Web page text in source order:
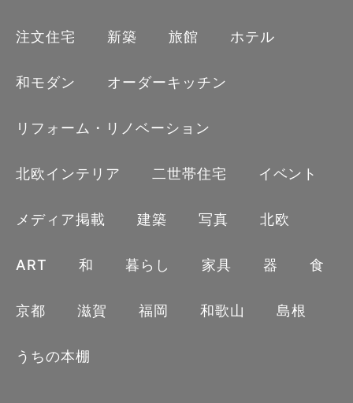
注文住宅 新築 旅館 ホテル
和モダン オーダーキッチン
リフォーム・リノベーション
北欧インテリア 二世帯住宅 イベント
メディア掲載 建築 写真 北欧
ART 和 暮らし 家具 器 食
京都 滋賀 福岡 和歌山 島根
うちの本棚
お問い合わせ
引越し
最近、引っ越をした。
る。
新居に引っ越すと何かと、モノにこだわりたくなるよ
も何かとお金がかかってしまう。
そんな我が家の厳しい懐事情にも関わらず、新居へ引